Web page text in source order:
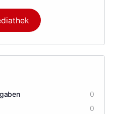
0
0